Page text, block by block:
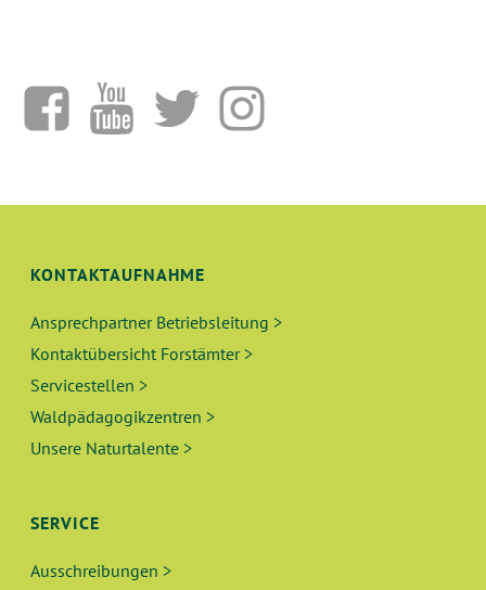
KONTAKTAUFNAHME
Ansprechpartner Betriebsleitung >
Kontaktübersicht Forstämter >
Servicestellen >
Waldpädagogikzentren >
Unsere Naturtalente >
SERVICE
Ausschreibungen >